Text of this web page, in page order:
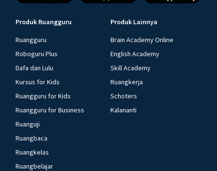
Produk Ruangguru
Ruangguru
Roboguru Plus
Dafa dan Lulu
Kursus for Kids
Ruangguru for Kids
Ruangguru for Business
Ruanguji
Ruangbaca
Ruangkelas
Ruangbelajar
Produk Lainnya
Brain Academy Online
English Academy
Skill Academy
Ruangkerja
Schoters
Kalananti